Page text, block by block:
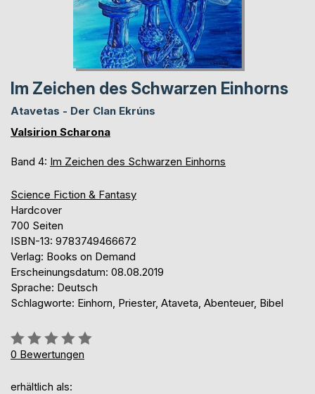
Im Zeichen des Schwarzen Einhorns
Atavetas - Der Clan Ekrúns
Valsirion Scharona
Band 4: Im Zeichen des Schwarzen Einhorns
Science Fiction & Fantasy
Hardcover
700 Seiten
ISBN-13: 9783749466672
Verlag: Books on Demand
Erscheinungsdatum: 08.08.2019
Sprache: Deutsch
Schlagworte: Einhorn, Priester, Ataveta, Abenteuer, Bibel
Bewertung::
0%
0 Bewertungen
erhältlich als: